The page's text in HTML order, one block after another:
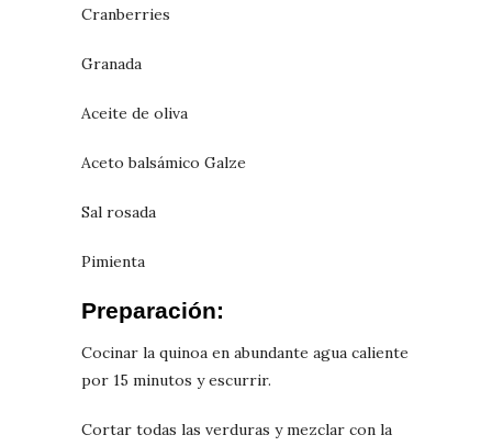
Cranberries
Granada
Aceite de oliva
Aceto balsámico Galze
Sal rosada
Pimienta
Preparación:
Cocinar la quinoa en abundante agua caliente
por 15 minutos y escurrir.
Cortar todas las verduras y mezclar con la